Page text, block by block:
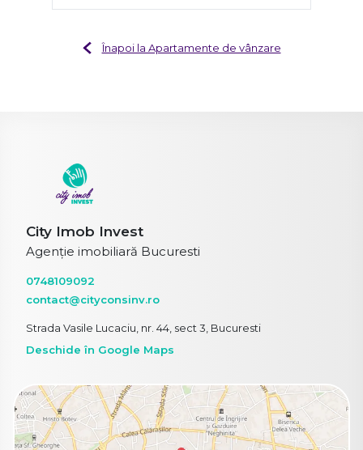
Înapoi la Apartamente de vânzare
City Imob Invest
Agenție imobiliară Bucuresti
0748109092
contact@cityconsinv.ro
Strada Vasile Lucaciu, nr. 44, sect 3, Bucuresti
Deschide în Google Maps